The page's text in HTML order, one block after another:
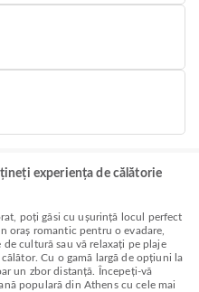
experiența de călătorie
poți găsi cu ușurință locul perfect
oraș romantic pentru o evadare,
cultură sau vă relaxați pe plaje
Cu o gamă largă de opțiuni la
un zbor distanță. Începeți-vă
populară din Athens cu cele mai